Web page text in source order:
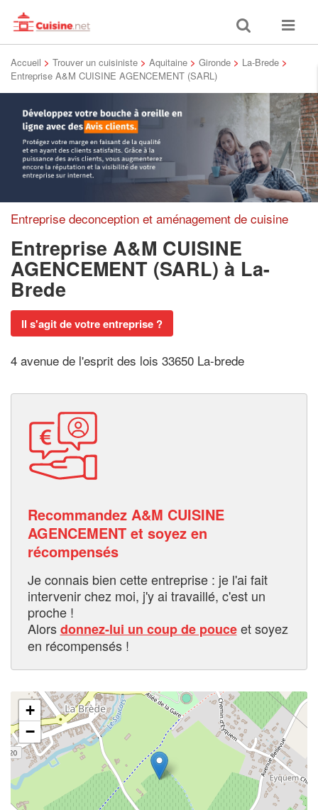
Toggle
search
Toggle
Accueil > Trouver un cuisiniste > Aquitaine > Gironde > La-Brede >
Entreprise A&M CUISINE AGENCEMENT (SARL)
Entreprise deconception et aménagement de cuisine
Entreprise A&M CUISINE
AGENCEMENT (SARL) à La-
Brede
Il s'agit de votre entreprise ?
4 avenue de l'esprit des lois 33650 La-brede
Recommandez A&M CUISINE
AGENCEMENT et soyez en
récompensés
Je connais bien cette entreprise : je l'ai fait
intervenir chez moi, j'y ai travaillé, c'est un
proche !
Alorsdonnez-lui un coup de pouceet soyez
en récompensés !
+
−